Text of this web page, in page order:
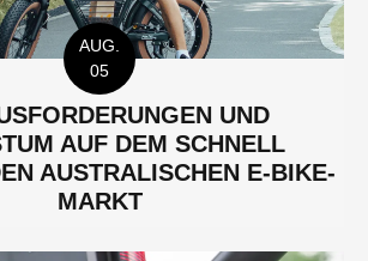
AUG.
05
UND
AUF DEM SCHNELL
AUSTRALISCHEN E-BIKE-
MARKT